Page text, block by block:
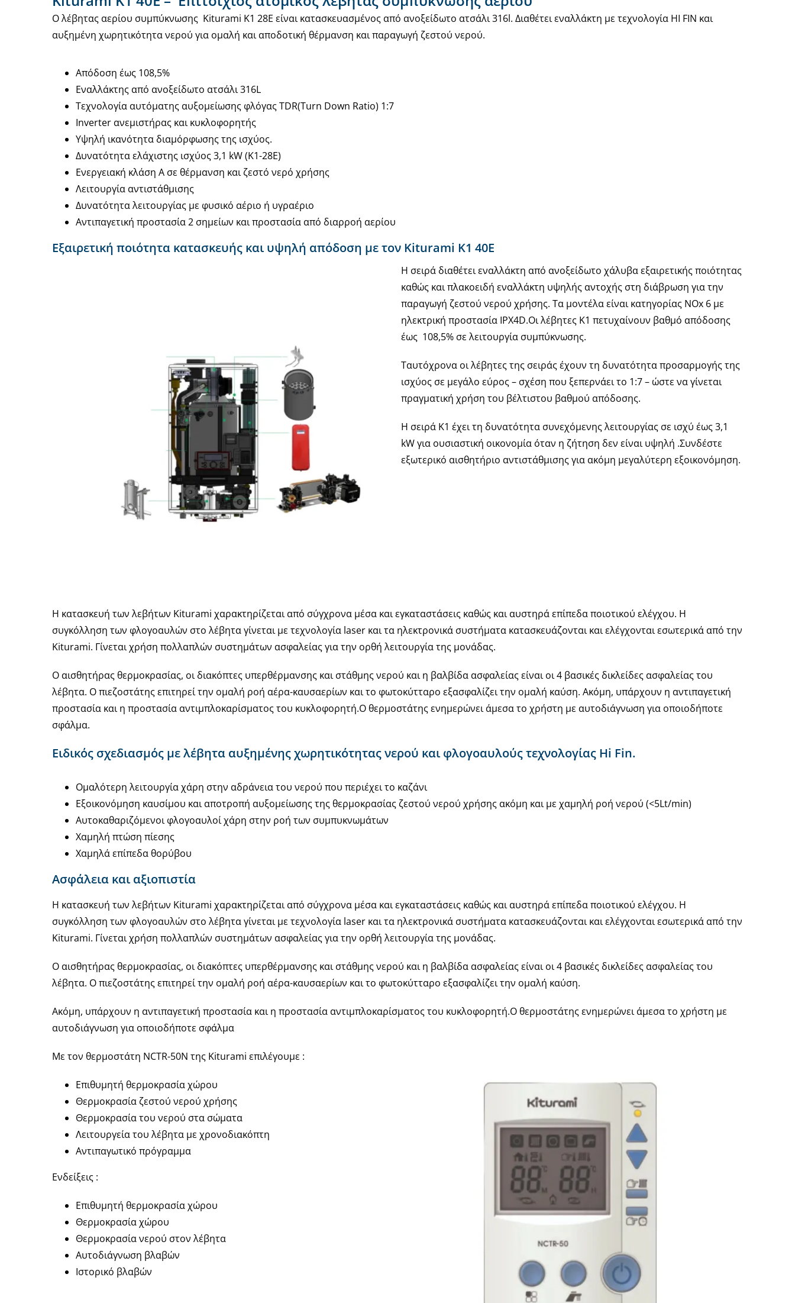
Ο λέβητας αερίου συμπύκνωσης Kiturami K1 28E είναι κατασκευασμένος από ανοξείδωτο ατσάλι 316l. Διαθέτει εναλλάκτη με τεχνολογία HI FIN και
αυξημένη χωρητικότητα νερού για ομαλή και αποδοτική θέρμανση και παραγωγή ζεστού νερού.
Απόδοση έως 108,5%
Εναλλάκτης από ανοξείδωτο ατσάλι 316L
Τεχνολογία αυτόματης αυξομείωσης φλόγας TDR(Turn Down Ratio) 1:7
Inverter ανεμιστήρας και κυκλοφορητής
Υψηλή ικανότητα διαμόρφωσης της ισχύος.
Δυνατότητα ελάχιστης ισχύος 3,1 kW (Κ1-28Ε)
Ενεργειακή κλάση Α σε θέρμανση και ζεστό νερό χρήσης
Λειτουργία αντιστάθμισης
Δυνατότητα λειτουργίας με φυσικό αέριο ή υγραέριο
Αντιπαγετική προστασία 2 σημείων και προστασία από διαρροή αερίου
Εξαιρετική ποιότητα κατασκευής και υψηλή απόδοση με τον Kiturami K1 40E
Η σειρά διαθέτει εναλλάκτη από ανοξείδωτο χάλυβα εξαιρετικής ποιότητας
καθώς και πλακοειδή εναλλάκτη υψηλής αντοχής στη διάβρωση για την
παραγωγή ζεστού νερού χρήσης. Τα μοντέλα είναι κατηγορίας NOx 6 με
ηλεκτρική προστασία IPX4D.Οι λέβητες Κ1 πετυχαίνουν βαθμό απόδοσης
έως 108,5% σε λειτουργία συμπύκνωσης.
Ταυτόχρονα οι λέβητες της σειράς έχουν τη δυνατότητα προσαρμογής της
ισχύος σε μεγάλο εύρος – σχέση που ξεπερνάει το 1:7 – ώστε να γίνεται
πραγματική χρήση του βέλτιστου βαθμού απόδοσης.
Η σειρά Κ1 έχει τη δυνατότητα συνεχόμενης λειτουργίας σε ισχύ έως 3,1
kW για ουσιαστική οικονομία όταν η ζήτηση δεν είναι υψηλή .Συνδέστε
εξωτερικό αισθητήριο αντιστάθμισης για ακόμη μεγαλύτερη εξοικονόμηση.
Η κατασκευή των λεβήτων Kiturami χαρακτηρίζεται από σύγχρονα μέσα και εγκαταστάσεις καθώς και αυστηρά επίπεδα ποιοτικού ελέγχου. Η
συγκόλληση των φλογοαυλών στο λέβητα γίνεται με τεχνολογία laser και τα ηλεκτρονικά συστήματα κατασκευάζονται και ελέγχονται εσωτερικά από την
Kiturami. Γίνεται χρήση πολλαπλών συστημάτων ασφαλείας για την ορθή λειτουργία της μονάδας.
Ο αισθητήρας θερμοκρασίας, οι διακόπτες υπερθέρμανσης και στάθμης νερού και η βαλβίδα ασφαλείας είναι οι 4 βασικές δικλείδες ασφαλείας του
λέβητα. Ο πιεζοστάτης επιτηρεί την ομαλή ροή αέρα-καυσαερίων και το φωτοκύτταρο εξασφαλίζει την ομαλή καύση. Ακόμη, υπάρχουν η αντιπαγετική
προστασία και η προστασία αντιμπλοκαρίσματος του κυκλοφορητή.Ο θερμοστάτης ενημερώνει άμεσα το χρήστη με αυτοδιάγνωση για οποιοδήποτε
σφάλμα.
Ειδικός σχεδιασμός με λέβητα αυξημένης χωρητικότητας νερού και φλογοαυλούς τεχνολογίας Hi Fin.
Ομαλότερη λειτουργία χάρη στην αδράνεια του νερού που περιέχει το καζάνι
Εξοικονόμηση καυσίμου και αποτροπή αυξομείωσης της θερμοκρασίας ζεστού νερού χρήσης ακόμη και με χαμηλή ροή νερού (<5Lt/min)
Αυτοκαθαριζόμενοι φλογοαυλοί χάρη στην ροή των συμπυκνωμάτων
Χαμηλή πτώση πίεσης
Χαμηλά επίπεδα θορύβου
Ασφάλεια και αξιοπιστία
Η κατασκευή των λεβήτων Kiturami χαρακτηρίζεται από σύγχρονα μέσα και εγκαταστάσεις καθώς και αυστηρά επίπεδα ποιοτικού ελέγχου. Η
συγκόλληση των φλογοαυλών στο λέβητα γίνεται με τεχνολογία laser και τα ηλεκτρονικά συστήματα κατασκευάζονται και ελέγχονται εσωτερικά από την
Kiturami. Γίνεται χρήση πολλαπλών συστημάτων ασφαλείας για την ορθή λειτουργία της μονάδας.
Ο αισθητήρας θερμοκρασίας, οι διακόπτες υπερθέρμανσης και στάθμης νερού και η βαλβίδα ασφαλείας είναι οι 4 βασικές δικλείδες ασφαλείας του
λέβητα. Ο πιεζοστάτης επιτηρεί την ομαλή ροή αέρα-καυσαερίων και το φωτοκύτταρο εξασφαλίζει την ομαλή καύση.
Ακόμη, υπάρχουν η αντιπαγετική προστασία και η προστασία αντιμπλοκαρίσματος του κυκλοφορητή.Ο θερμοστάτης ενημερώνει άμεσα το χρήστη με
αυτοδιάγνωση για οποιοδήποτε σφάλμα
Με τον θερμοστάτη NCTR-50N της Kiturami επιλέγουμε :
Επιθυμητή θερμοκρασία χώρου
Θερμοκρασία ζεστού νερού χρήσης
Θερμοκρασία του νερού στα σώματα
Λειτουργεία του λέβητα με χρονοδιακόπτη
Αντιπαγωτικό πρόγραμμα
Ενδείξεις :
Επιθυμητή θερμοκρασία χώρου
Θερμοκρασία χώρου
Θερμοκρασία νερού στον λέβητα
Αυτοδιάγνωση βλαβών
Ιστορικό βλαβών